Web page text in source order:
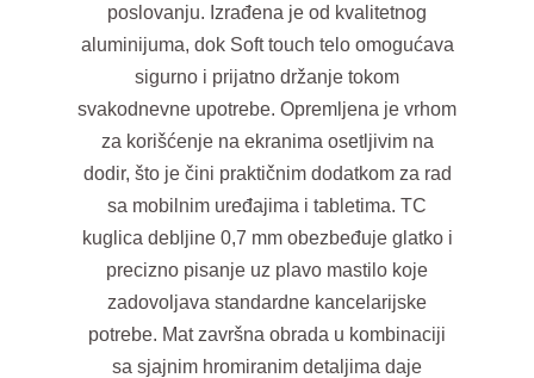
poslovanju. Izrađena je od kvalitetnog
aluminijuma, dok Soft touch telo omogućava
sigurno i prijatno držanje tokom
svakodnevne upotrebe. Opremljena je vrhom
za korišćenje na ekranima osetljivim na
dodir, što je čini praktičnim dodatkom za rad
sa mobilnim uređajima i tabletima. TC
kuglica debljine 0,7 mm obezbeđuje glatko i
precizno pisanje uz plavo mastilo koje
zadovoljava standardne kancelarijske
potrebe. Mat završna obrada u kombinaciji
sa sjajnim hromiranim detaljima daje